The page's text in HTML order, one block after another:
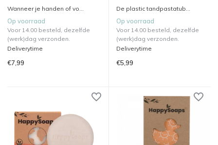
Wanneer je handen of vo...
Op voorraad
Voor 14.00 besteld, dezelfde
(werk)dag verzonden.
Deliverytime
€7,99
De plastic tandpastatub...
Op voorraad
Voor 14.00 besteld, dezelfde
(werk)dag verzonden.
Deliverytime
€5,99